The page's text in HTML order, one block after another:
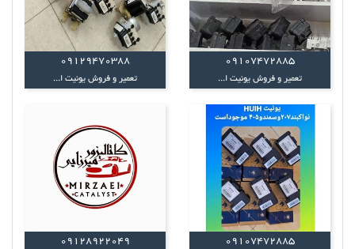
09107472885
تعمیر و فروش یونیت ا...
09129470388
تعمیر و فروش یونیت ا...
09107472885
09128922049